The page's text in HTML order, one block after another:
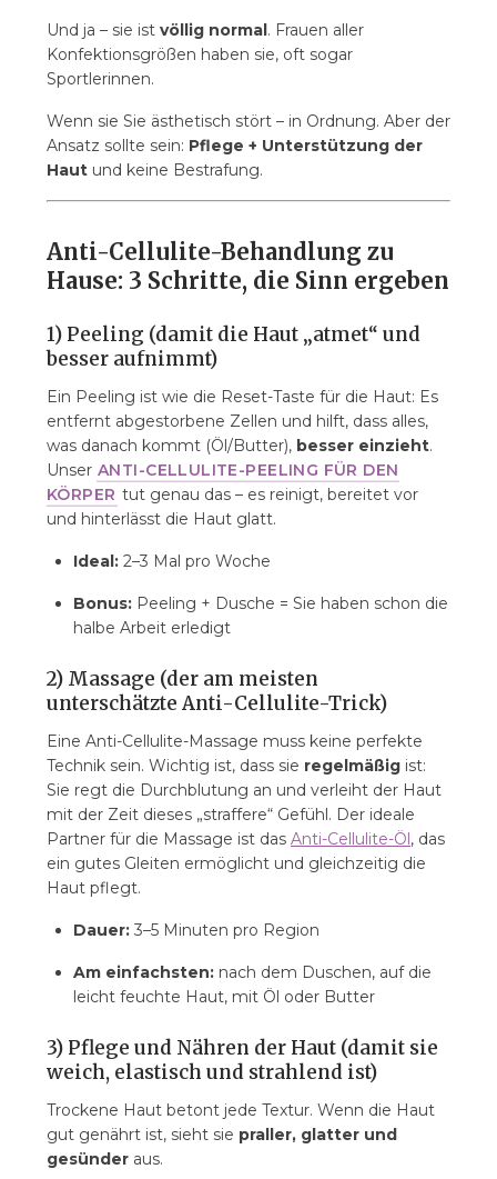
Und ja – sie ist völlig normal. Frauen aller
Konfektionsgrößen haben sie, oft sogar
Sportlerinnen.
Wenn sie Sie ästhetisch stört – in Ordnung. Aber der
Ansatz sollte sein: Pflege + Unterstützung der
Haut und keine Bestrafung.
Anti-Cellulite-Behandlung zu
Hause: 3 Schritte, die Sinn ergeben
1) Peeling (damit die Haut „atmet“ und
besser aufnimmt)
Ein Peeling ist wie die Reset-Taste für die Haut: Es
entfernt abgestorbene Zellen und hilft, dass alles,
was danach kommt (Öl/Butter), besser einzieht.
Unser ANTI-CELLULITE-PEELING FÜR DEN
KÖRPER tut genau das – es reinigt, bereitet vor
und hinterlässt die Haut glatt.
Ideal: 2–3 Mal pro Woche
Bonus: Peeling + Dusche = Sie haben schon die
halbe Arbeit erledigt
2) Massage (der am meisten
unterschätzte Anti-Cellulite-Trick)
Eine Anti-Cellulite-Massage muss keine perfekte
Technik sein. Wichtig ist, dass sie regelmäßig ist:
Sie regt die Durchblutung an und verleiht der Haut
mit der Zeit dieses „straffere“ Gefühl. Der ideale
Partner für die Massage ist das Anti-Cellulite-Öl, das
ein gutes Gleiten ermöglicht und gleichzeitig die
Haut pflegt.
Dauer: 3–5 Minuten pro Region
Am einfachsten: nach dem Duschen, auf die
leicht feuchte Haut, mit Öl oder Butter
3) Pflege und Nähren der Haut (damit sie
weich, elastisch und strahlend ist)
Trockene Haut betont jede Textur. Wenn die Haut
gut genährt ist, sieht sie praller, glatter und
gesünder aus.